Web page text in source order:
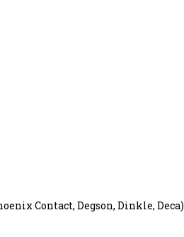
Contact, Degson, Dinkle, Deca)